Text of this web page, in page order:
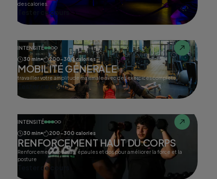
des calories.
Tester ce cours
INTENSITÉ
30 min
200-300 calories
MOBILITÉ GÉNERALE
travailler votre amplitude maximale avec des exercices complets.
Tester ce cours
INTENSITÉ
30 min
200-300 calories
RENFORCEMENT HAUT DU CORPS
Renforcement des bras, épaules et dos pour améliorer la force et la
posture
Tester ce cours